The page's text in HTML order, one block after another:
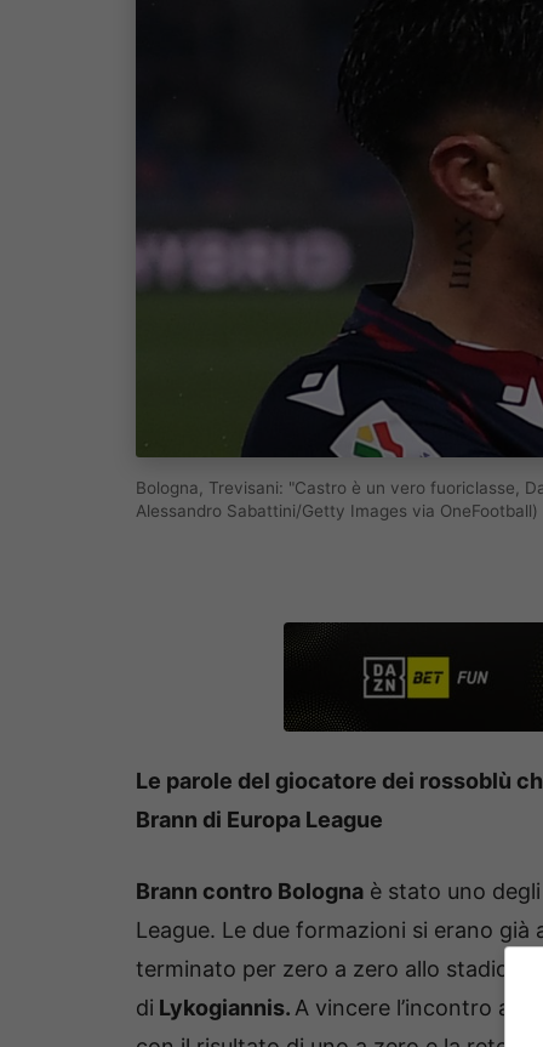
Bologna, Trevisani: "Castro è un vero fuoriclasse,
Alessandro Sabattini/Getty Images via
Le parole del giocatore dei rossoblù
Brann di Europa League
Brann contro Bologna è stato uno
League. Le due formazioni si erano
terminato per zero a zero allo stadio
di Lykogiannis. A vincere l’incontro